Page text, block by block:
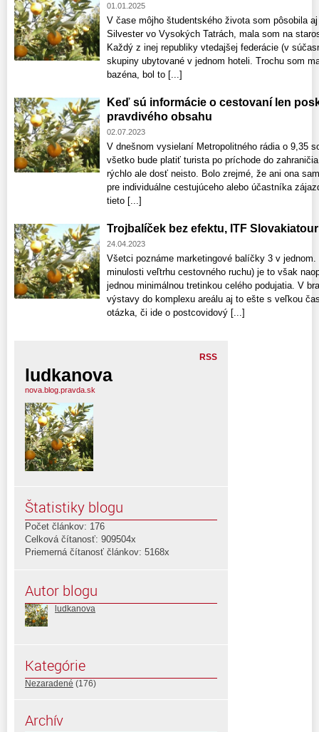
01.01.2025
V čase môjho študentského života som pôsobila
Silvester vo Vysokých Tatrách, mala som na
Každý z inej republiky vtedajšej federácie (v
skupiny ubytované v jednom hoteli. Trochu som
bazéna, bol to [...]
Keď sú informácie o cestovaní len
pravdivého obsahu
02.07.2023
V dnešnom vysielaní Metropolitného rádia o 9,35
všetko bude platiť turista po príchode do
rýchlo ale dosť neisto. Bolo zrejmé, že ani ona
pre individuálne cestujúceho alebo účastníka
tieto [...]
Trojbalíček bez efektu, ITF
24.04.2023
Všetci poznáme marketingové balíčky 3 v
minulosti veľtrhu cestovného ruchu) je to však
jednou minimálnou tretinkou celého podujatia. V
výstavy do komplexu areálu aj to ešte s veľkou
otázka, či ide o postcovidový [...]
RSS
ludkanova
nova.blog.pravda.sk
Štatistiky blogu
Počet článkov: 176
Celková čítanosť: 909504x
Priemerná čítanosť článkov: 5168x
Autor blogu
ludkanova
Kategórie
Nezaradené (176)
Archív